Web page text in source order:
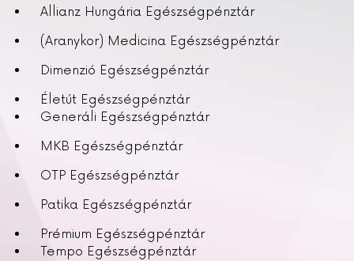
Allianz Hungária Egészségpénztár
(Aranykor) Medicina Egészségpénztár
Dimenzió Egészségpénztár
Életút Egészségpénztár
Generáli Egészségpénztár
MKB Egészségpénztár
OTP Egészségpénztár
Patika Egészségpénztár
Prémium Egészségpénztár
Tempo Egészségpénztár